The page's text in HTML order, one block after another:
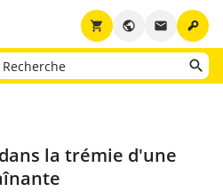
key
email
public
shopping_cart
la trémie d'une